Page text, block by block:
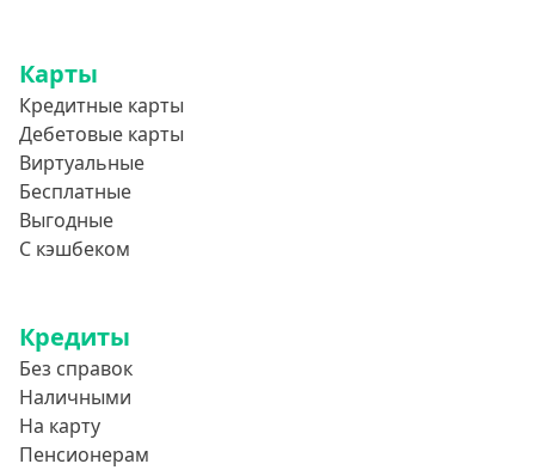
Целевые
Ремонт
Строительство дома
Газификацию
Стоматология
Неотложные нужды
Образование
Обучение за рубежом
Карты
Кредитные карты
Дебетовые карты
Виртуальные
Бесплатные
Выгодные
С кэшбеком
Кредиты
Без справок
Наличными
На карту
Пенсионерам